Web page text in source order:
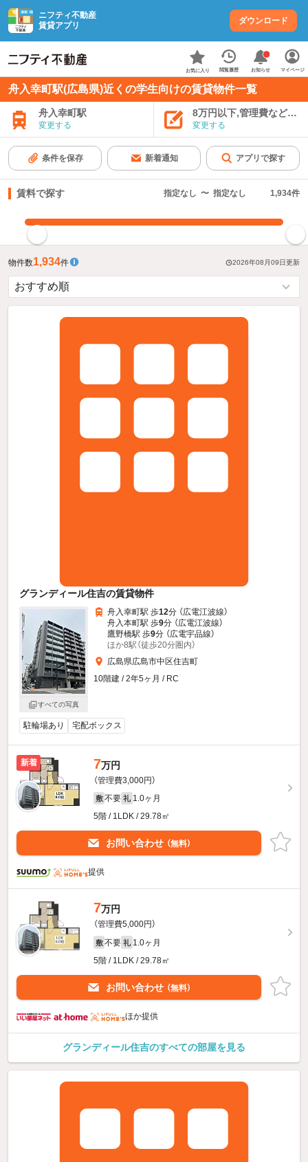
ニフティ不動産
賃貸アプリ
ダウンロード
お気に入り 閲覧履歴 お知らせ マイページ
舟入幸町駅(広島県)近くの学生向けの賃貸物件一覧
舟入幸町駅
変更する
8万円以下,管理費など込み
変更する
条件を保存 新着通知 アプリで探す
賃料で探す 指定なし 〜 指定なし 1,934件
物件数1,934件 2026年08月09日更新
グランディール住吉の賃貸物件
すべての写真
舟入幸町駅 歩12分 （広電江波線）
舟入本町駅 歩9分 （広電江波線）
鷹野橋駅 歩9分 （広電宇品線）
ほか8駅（徒歩20分圏内）
広島県広島市中区住吉町
10階建 / 2年5ヶ月 / RC
駐輪場あり 宅配ボックス
新着 7万円
（管理費3,000円）
敷 不要 礼 1.0ヶ月
5階 / 1LDK / 29.78㎡
お問い合わせ （無料）
提供
7万円
（管理費5,000円）
敷 不要 礼 1.0ヶ月
5階 / 1LDK / 29.78㎡
お問い合わせ （無料）
ほか提供
グランディール住吉のすべての部屋を見る